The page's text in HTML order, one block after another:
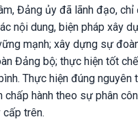
Đảng ủy đã lãnh đạo, chỉ
nội dung, biện pháp xây
mạnh; xây dựng sự
Đảng bộ; thực hiện tốt
Thực hiện đúng nguyên
chấp hành theo sự phân
trên.